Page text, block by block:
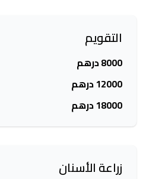
التقويم
8000 درهم
12000 درهم
18000 درهم
زراعة الأسنان